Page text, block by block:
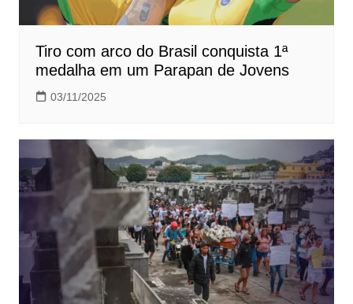
Tiro com arco do Brasil conquista 1ª
medalha em um Parapan de Jovens
03/11/2025